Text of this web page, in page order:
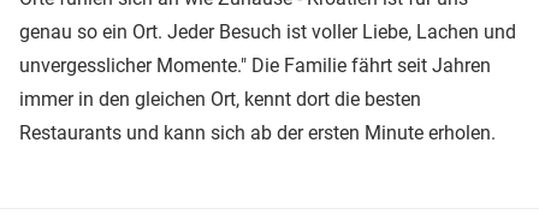
genau so ein Ort. Jeder Besuch ist voller Liebe, Lachen und
unvergesslicher Momente." Die Familie fährt seit Jahren
immer in den gleichen Ort, kennt dort die besten
Restaurants und kann sich ab der ersten Minute erholen.